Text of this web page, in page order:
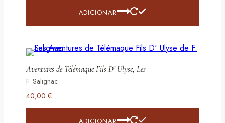
ADICIONAR
Aventures de Télémaque Fils D’ Ulyse, Les
F. Salignac
40,00 €